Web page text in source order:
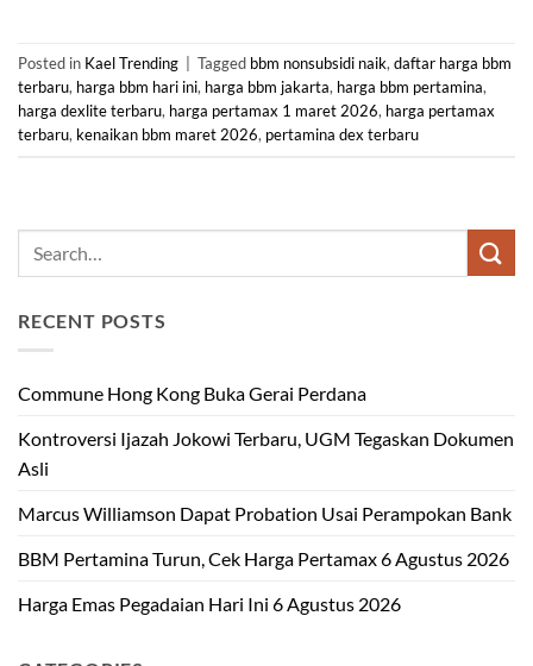
Posted in Kael Trending Tagged bbm nonsubsidi naik,daftar harga bbm
terbaru, harga bbm hari ini, harga bbm jakarta, harga bbm pertamina,
harga dexlite terbaru, harga pertamax 1 maret 2026, harga pertamax
terbaru, kenaikan bbm maret 2026, pertamina dex terbaru
RECENT POSTS
Commune Hong Kong Buka Gerai Perdana
Kontroversi Ijazah Jokowi Terbaru, UGM Tegaskan Dokumen
Asli
Marcus Williamson Dapat Probation Usai Perampokan Bank
BBM Pertamina Turun, Cek Harga Pertamax 6 Agustus 2026
Harga Emas Pegadaian Hari Ini 6 Agustus 2026